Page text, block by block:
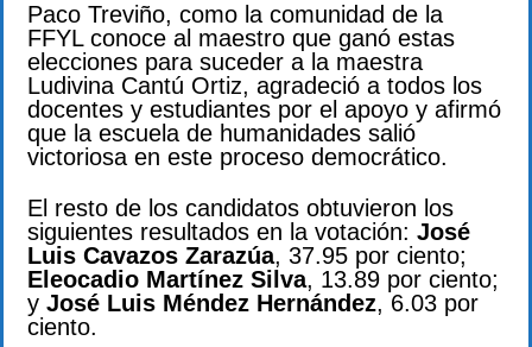
Paco Treviño, como la comunidad de la
FFYL conoce al maestro que ganó estas
elecciones para suceder a la maestra
Ludivina Cantú Ortiz, agradeció a todos los
docentes y estudiantes por el apoyo y afirmó
que la escuela de humanidades salió
victoriosa en este proceso democrático.
El resto de los candidatos obtuvieron los
siguientes resultados en la votación: José
Luis Cavazos Zarazúa, 37.95 por ciento;
Eleocadio Martínez Silva, 13.89 por ciento;
y José Luis Méndez Hernández, 6.03 por
ciento.